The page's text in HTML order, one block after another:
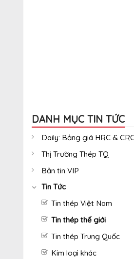
DANH MỤC TIN TỨC
Daily: Bảng giá HRC &
Thị Trường Thép TQ
Bản tin VIP
Tin Tức
Tin thép Việt Nam
Tin thép thế giới
Tin thép Trung Quốc
Kim loại khác